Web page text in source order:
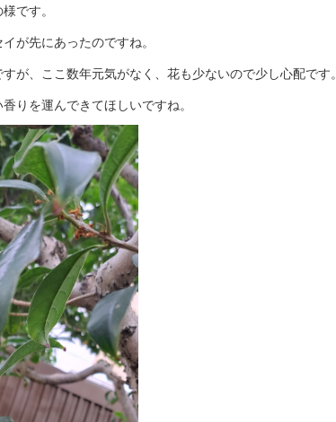
です。
が先にあったのですね。
が、ここ数年元気がなく、花も少ないので少し心配です。
りを運んできてほしいですね。